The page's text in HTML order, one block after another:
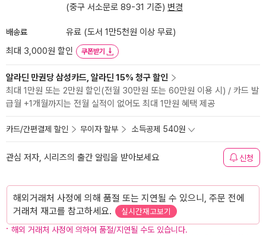
(중구 서소문로 89-31 기준) 변경
배송료
유료 (도서 1만5천원 이상 무료)
최대 3,000원 할인
쿠폰받기
알라딘 만권당 삼성카드, 알라딘 15% 청구 할인
최대 1만원 또는 2만원 할인(전월 30만원 또는 60만원 이용 시) / 카드 발
급월 +1개월까지는 전월 실적이 없어도 최대 1만원 혜택 제공
카드/간편결제 할인 무이자 할부 소득공제 540원
관심 저자, 시리즈의 출간 알림을 받아보세요 신청
해외거래처 사정에 의해 품절 또는 지연될 수 있으니, 주문 전에
거래처 재고를 참고하세요.
실시간재고보기
해외 거래처 사정에 의하여 품절/지연될 수도 있습니다.